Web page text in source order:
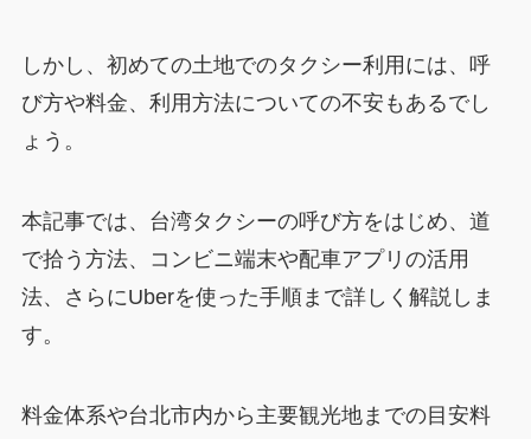
しかし、初めての土地でのタクシー利用には、呼
び方や料金、利用方法についての不安もあるでし
ょう。
本記事では、台湾タクシーの呼び方をはじめ、道
で拾う方法、コンビニ端末や配車アプリの活用
法、さらにUberを使った手順まで詳しく解説しま
す。
料金体系や台北市内から主要観光地までの目安料